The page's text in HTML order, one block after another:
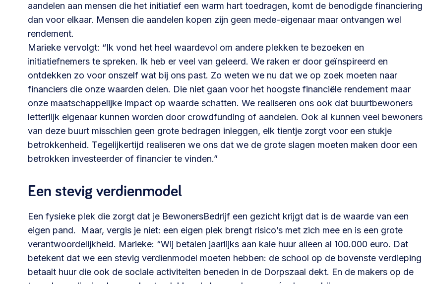
aandelen aan mensen die het initiatief een warm hart toedragen, komt de benodigde financiering
dan voor elkaar. Mensen die aandelen kopen zijn geen mede-eigenaar maar ontvangen wel
rendement.
Marieke vervolgt: “Ik vond het heel waardevol om andere plekken te bezoeken en
initiatiefnemers te spreken. Ik heb er veel van geleerd. We raken er door geïnspireerd en
ontdekken zo voor onszelf wat bij ons past. Zo weten we nu dat we op zoek moeten naar
financiers die onze waarden delen. Die niet gaan voor het hoogste financiële rendement maar
onze maatschappelijke impact op waarde schatten. We realiseren ons ook dat buurtbewoners
letterlijk eigenaar kunnen worden door crowdfunding of aandelen. Ook al kunnen veel bewoners
van deze buurt misschien geen grote bedragen inleggen, elk tientje zorgt voor een stukje
betrokkenheid. Tegelijkertijd realiseren we ons dat we de grote slagen moeten maken door een
betrokken investeerder of financier te vinden.”
Een stevig verdienmodel
Een fysieke plek die zorgt dat je BewonersBedrijf een gezicht krijgt dat is de waarde van een
eigen pand. Maar, vergis je niet: een eigen plek brengt risico’s met zich mee en is een grote
verantwoordelijkheid. Marieke: “Wij betalen jaarlijks aan kale huur alleen al 100.000 euro. Dat
betekent dat we een stevig verdienmodel moeten hebben: de school op de bovenste verdieping
betaalt huur die ook de sociale activiteiten beneden in de Dorpszaal dekt. En de makers op de